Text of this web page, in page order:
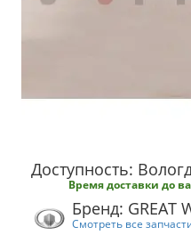
Доступность:
Время доставки до
Бренд: GREAT
Смотреть все